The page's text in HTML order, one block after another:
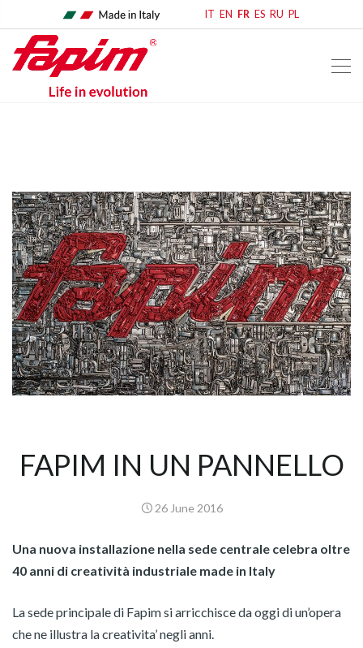
IT EN FR ES RU PL
FAPIM IN UN PANNELLO
26 June 2016
Una nuova installazione nella sede centrale celebra oltre
40 anni di creatività industriale made in Italy
La sede principale di Fapim si arricchisce da oggi di un’opera
che ne illustra la creativita’ negli anni.